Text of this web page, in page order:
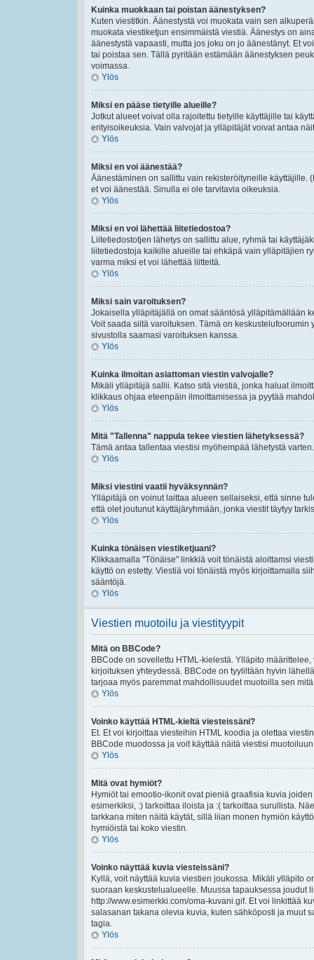
Kuinka muokkaan tai poistan äänestyksen?
Kuten viestitkin. Äänestystä voi muokata vain sen
muokata viestiketjun ensimmäistä viestiä. Äänestys on
äänestystä vapaasti, mutta jos joku on jo äänestänyt. Et
tai poistaa sen. Tällä pyritään estämään äänestyksen
voimassa.
Ylös
Miksi en pääse tietyille alueille?
Jotkut alueet voivat olla rajoitettu tietyille käyttäjille tai
erityisoikeuksia. Vain valvojat ja ylläpitäjät voivat antaa
Ylös
Miksi en voi äänestää?
Äänestäminen on sallittu vain rekisteröityneille käyttäjille.
et voi äänestää. Sinulla ei ole tarvitavia oikeuksia.
Ylös
Miksi en voi lähettää liitetiedostoa?
Liitetiedostotjen lähetys on sallittu alue, ryhmä tai
liitetiedostoja kaikille alueille tai ehkäpä vain ylläpitäjien
varma miksi et voi lähettää liitteitä.
Ylös
Miksi sain varoituksen?
Jokaisella ylläpitäjällä on omat sääntösä ylläpitämällään
Voit saada siitä varoituksen. Tämä on
sivustolla saamasi varoituksen kanssa.
Ylös
Kuinka ilmoitan asiattoman viestin valvojalle?
Mikäli ylläpitäjä sallii. Katso sitä viestiä, jonka haluat
klikkaus ohjaa eteenpäin ilmoittamisessa ja pyytää
Ylös
Mitä "Tallenna" nappula tekee viestien lähetyksessä?
Tämä antaa tallentaa viestisi myöhempää lähetystä
Ylös
Miksi viestini vaatii hyväksynnän?
Ylläpitäjä on voinut laittaa alueen sellaiseksi, että sinne
että olet joutunut käyttäjäryhmään, jonka viestit täytyy
Ylös
Kuinka tönäisen viestiketjuani?
Klikkaamalla "Tönäise" linkkiä voit tönäistä aloittamsi
käyttö on estetty. Viestiä voi tönäistä myös kirjoittamalla
sääntöjä.
Ylös
Viestien muotoilu ja viestityypit
Mitä on BBCode?
BBCode on sovellettu HTML-kielestä. Ylläpito
kirjoituksen yhteydessä. BBCode on tyyliltään hyvin
tarjoaa myös paremmat mahdollisuudet muotoilla sen
Ylös
Voinko käyttää HTML-kieltä viesteissäni?
Et. Et voi kirjoittaa viesteihin HTML koodia ja olettaa
BBCode muodossa ja voit käyttää näitä viestisi
Ylös
Mitä ovat hymiöt?
Hymiöt tai emootio-ikonit ovat pieniä graafisia kuvia
esimerkiksi, :) tarkoittaa iloista ja :( tarkoittaa surullista.
tarkkana miten näitä käytät, sillä liian monen hymiön
hymiöistä tai koko viestin.
Ylös
Voinko näyttää kuvia viesteissäni?
Kyllä, voit näyttää kuvia viestien joukossa. Mikäli ylläpito
suoraan keskustelualueelle. Muussa tapauksessa joudut
http://www.esimerkki.com/oma-kuvani.gif. Et voi linkittää
salasanan takana olevia kuvia, kuten sähköposti ja muut
tagia.
Ylös